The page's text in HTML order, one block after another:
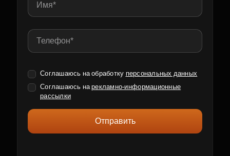
Соглашаюсь на обработку персональных данных
Соглашаюсь нарекламно-информационные
рассылки
Отправить